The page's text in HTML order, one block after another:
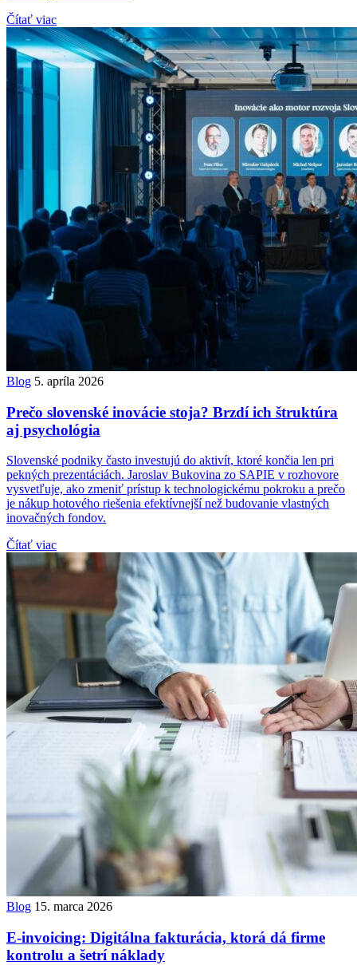
Čítať viac
Blog 5. apríla 2026
Prečo slovenské inovácie stoja? Brzdí ich štruktúra
aj psychológia
Slovenské podniky často investujú do aktivít, ktoré končia len pri
pekných prezentáciách. Jaroslav Bukovina zo SAPIE v rozhovore
vysvetľuje, ako zmeniť prístup k technologickému pokroku a prečo
je nákup hotového riešenia efektívnejší než budovanie vlastných
inovačných fondov.
Čítať viac
Blog 15. marca 2026
E-invoicing: Digitálna fakturácia, ktorá dá firme
kontrolu a šetrí náklady